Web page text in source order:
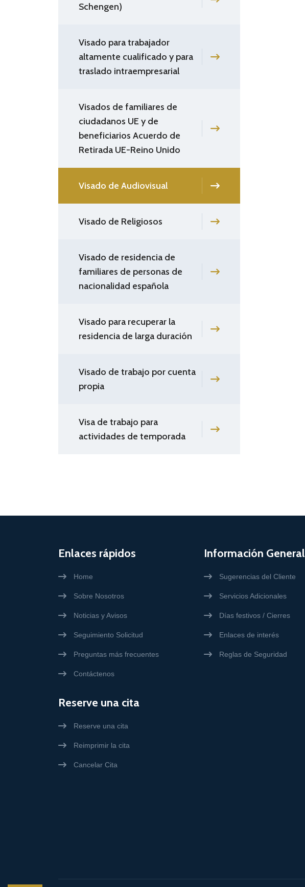
Schengen)
Visado para trabajador
altamente cualificado y para
traslado intraempresarial
Visados de familiares de
ciudadanos UE y de
beneficiarios Acuerdo de
Retirada UE-Reino Unido
Visado de Audiovisual
Visado de Religiosos
Visado de residencia de
familiares de personas de
nacionalidad española
Visado para recuperar la
residencia de larga duración
Visado de trabajo por cuenta
propia
Visa de trabajo para
actividades de temporada
Enlaces rápidos
Home
Sobre Nosotros
Noticias y Avisos
Seguimiento Solicitud
Preguntas más frecuentes
Contáctenos
Reserve una cita
Reserve una cita
Reimprimir la cita
Cancelar Cita
Información General
Sugerencias del Cliente
Servicios Adicionales
Días festivos / Cierres
Enlaces de interés
Reglas de Seguridad